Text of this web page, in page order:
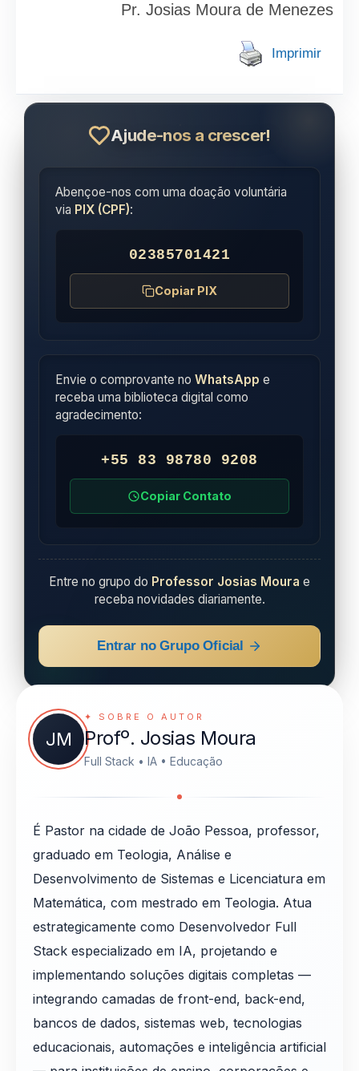
Pr. Josias Moura de Menezes
Imprimir
Ajude-nos a crescer!
Abençoe-nos com uma doação voluntária
via PIX (CPF):
02385701421
Copiar PIX
Envie o comprovante noWhatsApp e
receba uma biblioteca digital como
agradecimento:
+55 83 98780 9208
Copiar Contato
Entre no grupo do Professor Josias Moura e
receba novidades diariamente.
Entrar no Grupo Oficial
JM
✦ SOBRE O AUTOR
Profº. Josias Moura
Full Stack • IA • Educação
É Pastor na cidade de João Pessoa, professor,
graduado em Teologia, Análise e
Desenvolvimento de Sistemas e Licenciatura em
Matemática, com mestrado em Teologia. Atua
estrategicamente como Desenvolvedor Full
Stack especializado em IA, projetando e
implementando soluções digitais completas —
integrando camadas de front-end, back-end,
bancos de dados, sistemas web, tecnologias
educacionais, automações e inteligência artificial